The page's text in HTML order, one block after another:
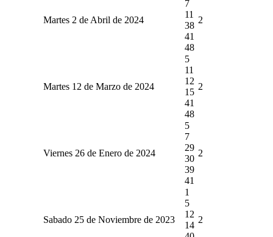
Martes 2 de Abril de 2024
7
11
38
41
48
2
Martes 12 de Marzo de 2024
5
11
12
15
41
48
2
Viernes 26 de Enero de 2024
5
7
29
30
39
41
2
Sabado 25 de Noviembre de 2023
1
5
12
14
2